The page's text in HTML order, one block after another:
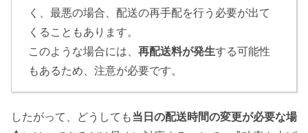
く、最悪の場合、配送の再手配を行う必要が出て
くることもあります。
このような場合には、 再配送料が発生する可能性
もあるため、注意が必要です。
したがって、どうしても当日の配送時間の変更が必要な場